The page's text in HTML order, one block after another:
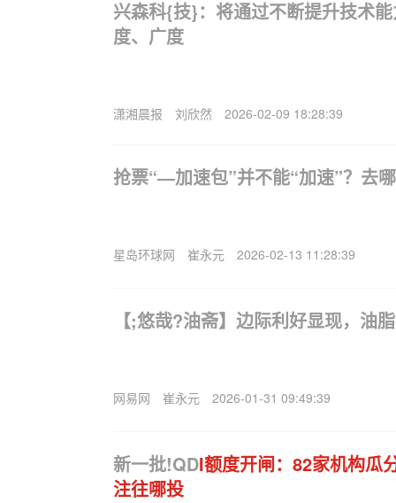
兴森科{技}：将通过不断提升技术
度、广度
潇湘晨报 刘欣然 2026-02-09 18:28:39
抢票“—加速包”并不能“加速”？去
星岛环球网 崔永元 2026-02-13 11:28:39
【;悠哉?油斋】边际利好显现，油
网易网 崔永元 2026-01-31 09:49:39
新一批!QDI额度开闸：82家机构瓜
注往哪投